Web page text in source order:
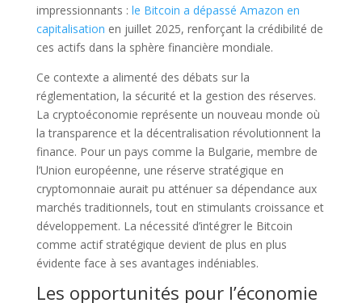
impressionnants : le Bitcoin a dépassé Amazon en
capitalisation en juillet 2025, renforçant la crédibilité de
ces actifs dans la sphère financière mondiale.
Ce contexte a alimenté des débats sur la
réglementation, la sécurité et la gestion des réserves.
La cryptoéconomie représente un nouveau monde où
la transparence et la décentralisation révolutionnent la
finance. Pour un pays comme la Bulgarie, membre de
l’Union européenne, une réserve stratégique en
cryptomonnaie aurait pu atténuer sa dépendance aux
marchés traditionnels, tout en stimulants croissance et
développement. La nécessité d’intégrer le Bitcoin
comme actif stratégique devient de plus en plus
évidente face à ses avantages indéniables.
Les opportunités pour l’économie